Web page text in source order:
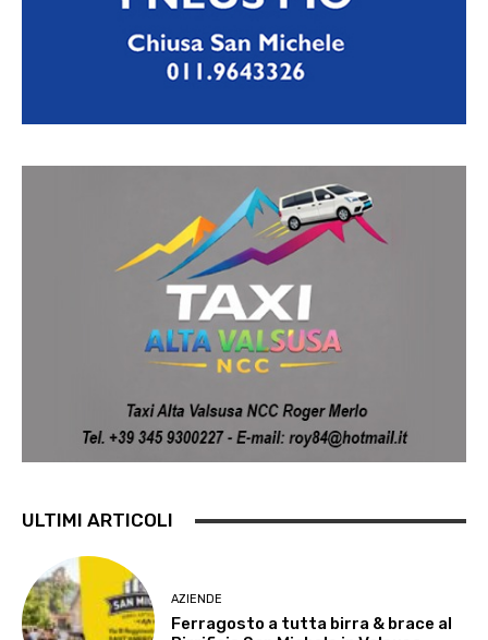
ULTIMI ARTICOLI
AZIENDE
Ferragosto a tutta birra & brace al